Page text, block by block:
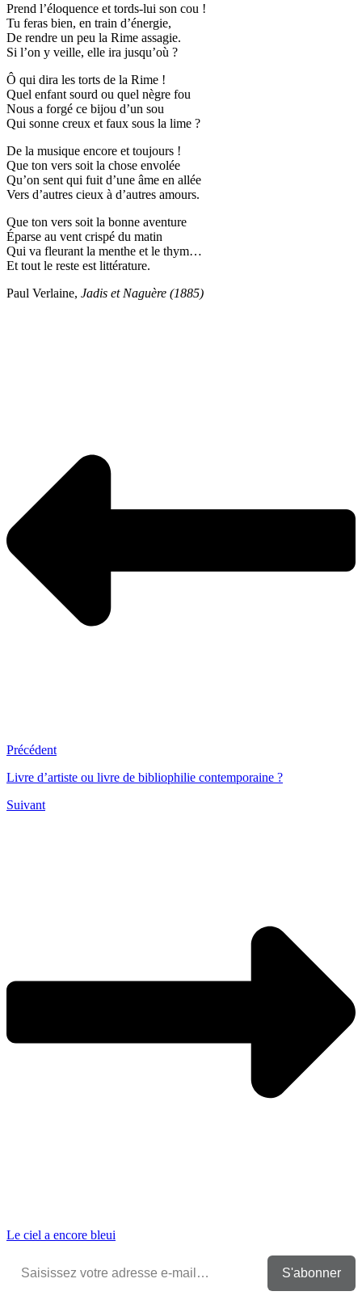
Prend l’éloquence et tords-lui son cou !
Tu feras bien, en train d’énergie,
De rendre un peu la Rime assagie.
Si l’on y veille, elle ira jusqu’où ?
Ô qui dira les torts de la Rime !
Quel enfant sourd ou quel nègre fou
Nous a forgé ce bijou d’un sou
Qui sonne creux et faux sous la lime ?
De la musique encore et toujours !
Que ton vers soit la chose envolée
Qu’on sent qui fuit d’une âme en allée
Vers d’autres cieux à d’autres amours.
Que ton vers soit la bonne aventure
Éparse au vent crispé du matin
Qui va fleurant la menthe et le thym…
Et tout le reste est littérature.
Paul Verlaine, Jadis et Naguère (1885)
Précédent
Livre d’artiste ou livre de bibliophilie contemporaine ?
Suivant
Le ciel a encore bleui
S'abonner